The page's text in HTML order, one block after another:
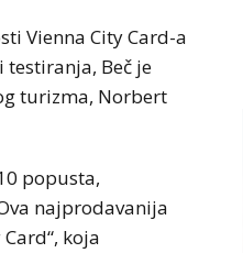
Vienna City Card-a
Beč je
turizma, Norbert
popusta,
najprodavanija
koja